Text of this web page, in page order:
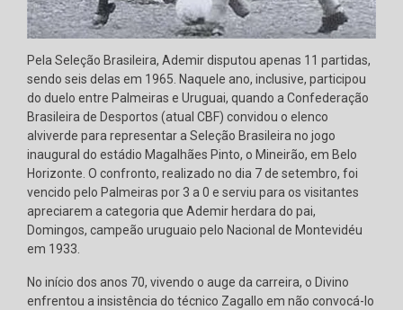
Pela Seleção Brasileira, Ademir disputou apenas 11 partidas,
sendo seis delas em 1965. Naquele ano, inclusive, participou
do duelo entre Palmeiras e Uruguai, quando a Confederação
Brasileira de Desportos (atual CBF) convidou o elenco
alviverde para representar a Seleção Brasileira no jogo
inaugural do estádio Magalhães Pinto, o Mineirão, em Belo
Horizonte. O confronto, realizado no dia 7 de setembro, foi
vencido pelo Palmeiras por 3 a 0 e serviu para os visitantes
apreciarem a categoria que Ademir herdara do pai,
Domingos, campeão uruguaio pelo Nacional de Montevidéu
em 1933.
No início dos anos 70, vivendo o auge da carreira, o Divino
enfrentou a insistência do técnico Zagallo em não convocá-lo